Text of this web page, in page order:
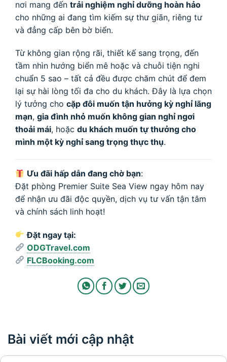
nơi mang đến trải nghiệm nghỉ dưỡng hoàn hảo
cho những ai đang tìm kiếm sự thư giãn, riêng tư
và đẳng cấp bên bờ biển.
Từ không gian rộng rãi, thiết kế sang trọng, đến
tầm nhìn hướng biển mê hoặc và chuỗi tiện nghi
chuẩn 5 sao – tất cả đều được chăm chút để đem
lại sự hài lòng tối đa cho du khách. Đây là lựa chọn
lý tưởng cho cặp đôi muốn tận hưởng kỳ nghỉ lãng
mạn, gia đình nhỏ muốn không gian nghỉ ngơi
thoải mái, hoặc du khách muốn tự thưởng cho
mình một kỳ nghỉ sang trọng thực thụ.
Ưu đãi hấp dẫn đang chờ bạn:
Đặt phòng Premier Suite Sea View ngay hôm nay
để nhận ưu đãi độc quyền, dịch vụ tư vấn tận tâm
và chính sách linh hoạt!
Đặt ngay tại:
ODGTravel.com
FLCBooking.com
Bài viết mới cập nhật